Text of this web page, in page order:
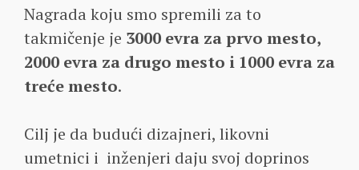
Nagrada koju smo spremili za to
takmičenje je 3000 evra za prvo mesto,
2000 evra za drugo mesto i 1000 evra za
treće mesto.
Cilj je da budući dizajneri, likovni
umetnici i inženjeri daju svoj doprinos